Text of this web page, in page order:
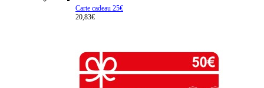
Carte cadeau 25€
20,83€